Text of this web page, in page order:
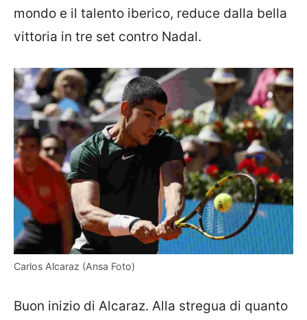
mondo e il talento iberico, reduce dalla bella
vittoria in tre set contro Nadal.
Carlos Alcaraz (Ansa Foto)
Buon inizio di Alcaraz. Alla stregua di quanto